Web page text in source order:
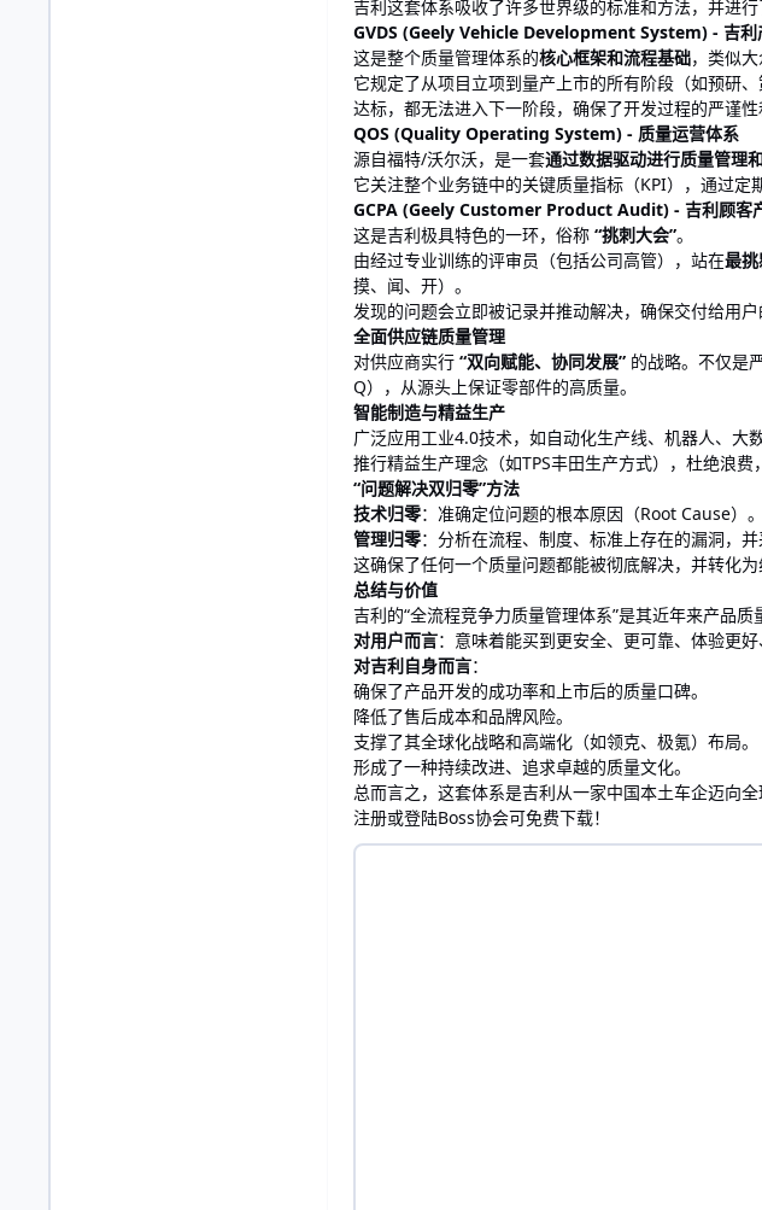
吉利这套体系吸收了许多世界级的标准和方法，并进行
GVDS (Geely Vehicle Development System) - 吉利
这是整个质量管理体系的核心框架和流程基础，类似大
它规定了从项目立项到量产上市的所有阶段（如预研
达标，都无法进入下一阶段，确保了开发过程的严谨性
QOS (Quality Operating System) - 质量运营体系
源自福特/沃尔沃，是一套通过数据驱动进行质量管理
它关注整个业务链中的关键质量指标（KPI），通过定
GCPA (Geely Customer Product Audit) - 吉利顾客
这是吉利极具特色的一环，俗称 “挑刺大会”。
由经过专业训练的评审员（包括公司高管），站在最
摸、闻、开）。
发现的问题会立即被记录并推动解决，确保交付给用
全面供应链质量管理
对供应商实行 “双向赋能、协同发展” 的战略。不仅是
Q），从源头上保证零部件的高质量。
智能制造与精益生产
广泛应用工业4.0技术，如自动化生产线、机器人、大
推行精益生产理念（如TPS丰田生产方式），杜绝浪
“问题解决双归零”方法
技术归零：准确定位问题的根本原因（Root Cause）。
管理归零：分析在流程、制度、标准上存在的漏洞，并
这确保了任何一个质量问题都能被彻底解决，并转化为
总结与价值
吉利的“全流程竞争力质量管理体系”是其近年来产品
对用户而言：意味着能买到更安全、更可靠、体验更好
对吉利自身而言：
确保了产品开发的成功率和上市后的质量口碑。
降低了售后成本和品牌风险。
支撑了其全球化战略和高端化（如领克、极氪）布局。
形成了一种持续改进、追求卓越的质量文化。
总而言之，这套体系是吉利从一家中国本土车企迈向
注册或登陆Boss协会可免费下载！